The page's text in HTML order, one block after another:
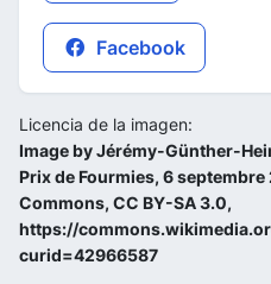
Facebook
Licencia de la imagen:
Image by Jérémy-Günther-
Prix de Fourmies, 6
Commons, CC BY-SA 3.0,
https://
curid=42966587